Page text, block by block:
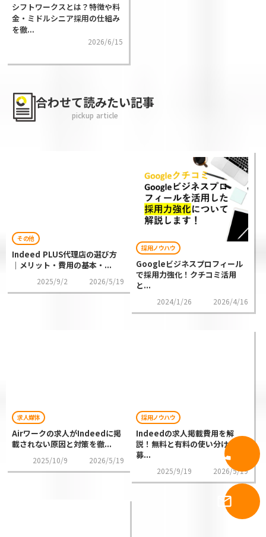
シフトワークスとは？特徴や料
金・ミドルシニア採用の仕組み
を徹...
2026/6/15
合わせて読みたい記事
pickup article
その他
Indeed PLUS代理店の選び方
｜メリット・費用の基本・...
2025/9/2 2026/5/19
採用ノウハウ
Googleビジネスプロフィール
で採用力強化！クチコミ活用
と...
2024/1/26 2026/4/16
求人媒体
Airワークの求人がIndeedに掲
載されない原因と対策を徹...
2025/10/9 2026/5/19
採用ノウハウ
Indeedの求人掲載費用を解
説！無料と有料の使い分けで応
募...
2025/9/19 2026/5/19
mail_outline
メール問
call 電話問合